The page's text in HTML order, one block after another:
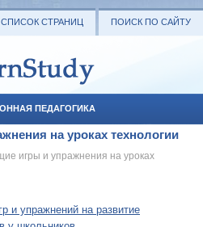
СПИСОК СТРАНИЦ ПОИСК ПО САЙТУ
ПЕДАГОГИКА
МАТЕРИАЛЫ
на уроках технологии
игры и упражнения на уроках
и упражнений на развитие